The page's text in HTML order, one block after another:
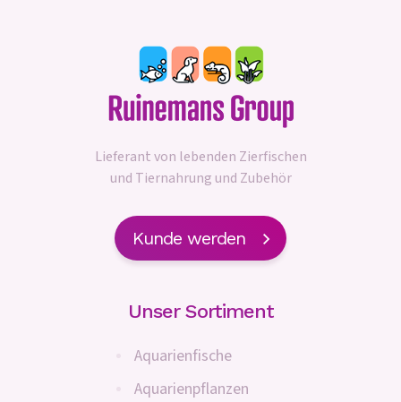
Lieferant von lebenden Zierfischen
und Tiernahrung und Zubehör
Kunde werden
Unser Sortiment
Aquarienfische
Aquarienpflanzen